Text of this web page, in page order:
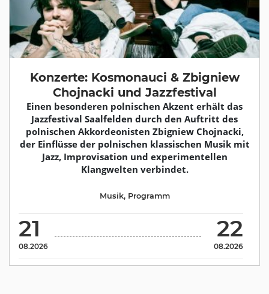
Konzerte: Kosmonauci & Zbigniew
Chojnacki und Jazzfestival
Einen besonderen polnischen Akzent erhält das
Jazzfestival Saalfelden durch den Auftritt des
polnischen Akkordeonisten Zbigniew Chojnacki,
der Einflüsse der polnischen klassischen Musik mit
Jazz, Improvisation und experimentellen
Klangwelten verbindet.
21
08.2026
22
08.2026
Musik, Programm